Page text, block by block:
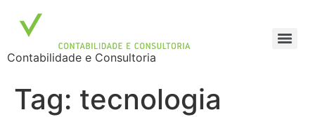
Contabilidade e Consultoria
Tag: tecnologia